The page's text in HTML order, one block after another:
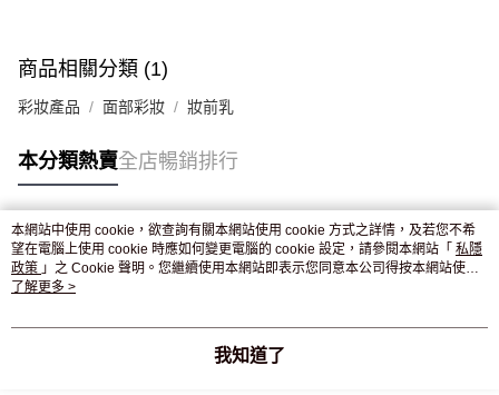
付款後門市自取，訂單確認後2-4個工作天到店，7天內取。逾期後
商品相關分類 (1)
彩妝產品 面部彩妝 妝前乳
本分類熱賣全店暢銷排行
熱門標籤
熱銷排行
本網站中使用 cookie，欲查詢有關本網站使用 cookie 方式之詳情，及若您不希
望在電腦上使用 cookie 時應如何變更電腦的 cookie 設定，請參閱本網站「 私隱
政策 」之 Cookie 聲明。您繼續使用本網站即表示您同意本公司得按本網站使用
條款之 Cookie 聲明使用 cookie。
了解更多 >
我知道了